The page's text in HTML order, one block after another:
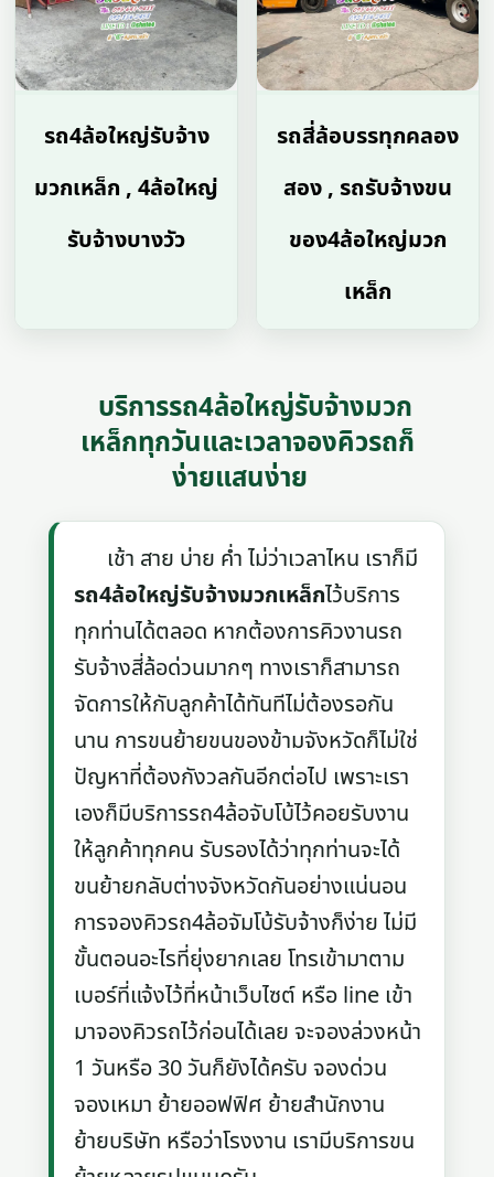
รถ4ล้อใหญ่รับจ้าง
มวกเหล็ก , 4ล้อใหญ่
รับจ้างบางวัว
รถสี่ล้อบรรทุกคลอง
สอง , รถรับจ้างขน
ของ4ล้อใหญ่มวก
เหล็ก
บริการรถ4ล้อใหญ่รับจ้างมวก
เหล็กทุกวันและเวลาจองคิวรถก็
ง่ายแสนง่าย
เช้า สาย บ่าย ค่ำ ไม่ว่าเวลาไหน เราก็มี
รถ4ล้อใหญ่รับจ้างมวกเหล็กไว้บริการ
ทุกท่านได้ตลอด หากต้องการคิวงานรถ
รับจ้างสี่ล้อด่วนมากๆ ทางเราก็สามารถ
จัดการให้กับลูกค้าได้ทันทีไม่ต้องรอกัน
นาน การขนย้ายขนของข้ามจังหวัดก็ไม่ใช่
ปัญหาที่ต้องกังวลกันอีกต่อไป เพราะเรา
เองก็มีบริการรถ4ล้อจับโบ้ไว้คอยรับงาน
ให้ลูกค้าทุกคน รับรองได้ว่าทุกท่านจะได้
ขนย้ายกลับต่างจังหวัดกันอย่างแน่นอน
การจองคิวรถ4ล้อจัมโบ้รับจ้างก็ง่าย ไม่มี
ขั้นตอนอะไรที่ยุ่งยากเลย โทรเข้ามาตาม
เบอร์ที่แจ้งไว้ที่หน้าเว็บไซต์ หรือ line เข้า
มาจองคิวรถไว้ก่อนได้เลย จะจองล่วงหน้า
1 วันหรือ 30 วันก็ยังได้ครับ จองด่วน
จองเหมา ย้ายออฟฟิศ ย้ายสำนักงาน
ย้ายบริษัท หรือว่าโรงงาน เรามีบริการขน